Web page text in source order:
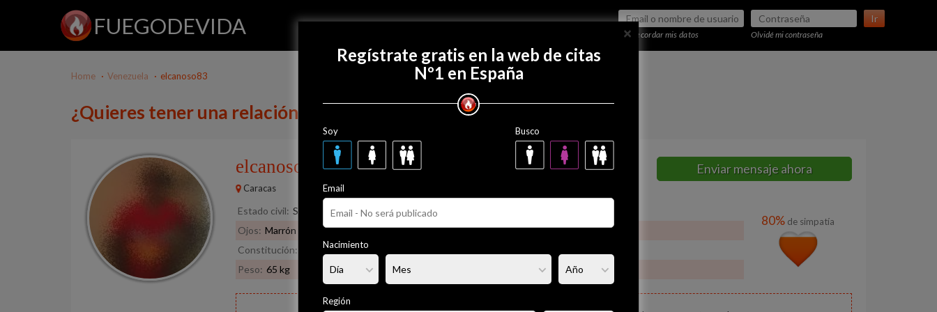
FUEGODEVIDA Ir
Recordar mis datos Olvidé mi contraseña
Regístrate gratis
Home Venezuela elcanoso83
¿Quieres tener una relación con elcanoso83?
elcanoso8343 años
Caracas
Enviar mensaje ahora
Estado civil: Soltero
Ojos: Marrón Pelo: Moreno
Constitución:
Delgado
Peso: 65 kg
80% de simpatía
×
Regístrate gratis en la web de citas
Nº1 en España
Soy Busco
Email
Nacimiento
Región